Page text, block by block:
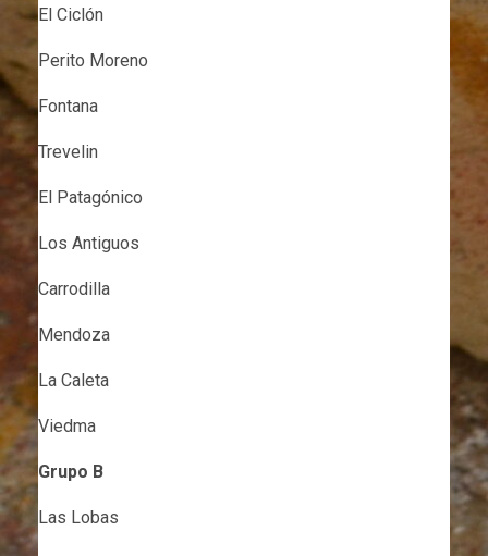
El Ciclón
Perito Moreno
Fontana
Trevelin
El Patagónico
Los Antiguos
Carrodilla
Mendoza
La Caleta
Viedma
Grupo B
Las Lobas